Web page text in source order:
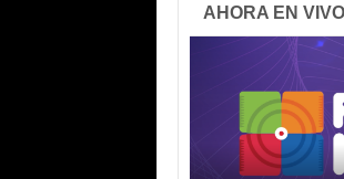
AHORA EN VIVO